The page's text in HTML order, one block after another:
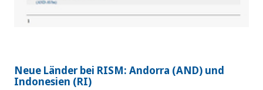
Neue Länder bei RISM: Andorra (AND) und
Indonesien (RI)